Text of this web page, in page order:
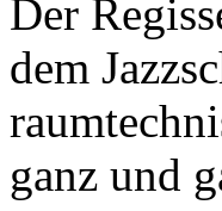
Der
dem
ganz und